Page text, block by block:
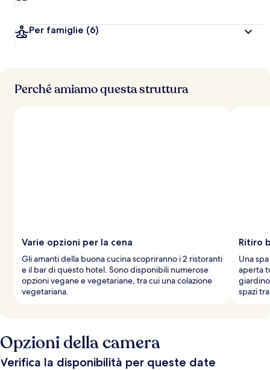
Per famiglie (6)
Perché amiamo questa struttura
Varie opzioni per la cena
Gli amanti della buona cucina scopriranno i 2 ristoranti
e il bar di questo hotel. Sono disponibili numerose
opzioni vegane e vegetariane, tra cui una colazione
vegetariana.
Ritiro
Una
aperta
spazi
Opzioni della camera
Verifica la disponibilità per queste date